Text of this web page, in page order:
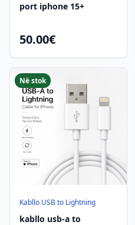
port iphone 15+
50.00€
Kabllo USB to Lightning
kabllo usb-a to
Në stok